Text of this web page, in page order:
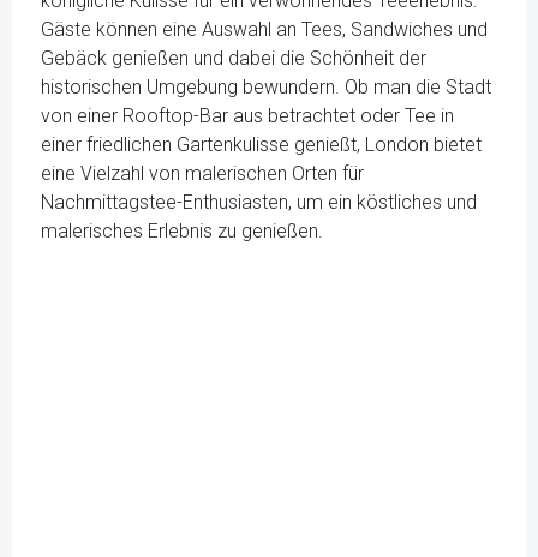
Gäste können eine Auswahl an Tees, Sandwiches und
Gebäck genießen und dabei die Schönheit der
historischen Umgebung bewundern. Ob man die Stadt
von einer Rooftop-Bar aus betrachtet oder Tee in
einer friedlichen Gartenkulisse genießt, London bietet
eine Vielzahl von malerischen Orten für
Nachmittagstee-Enthusiasten, um ein köstliches und
malerisches Erlebnis zu genießen.